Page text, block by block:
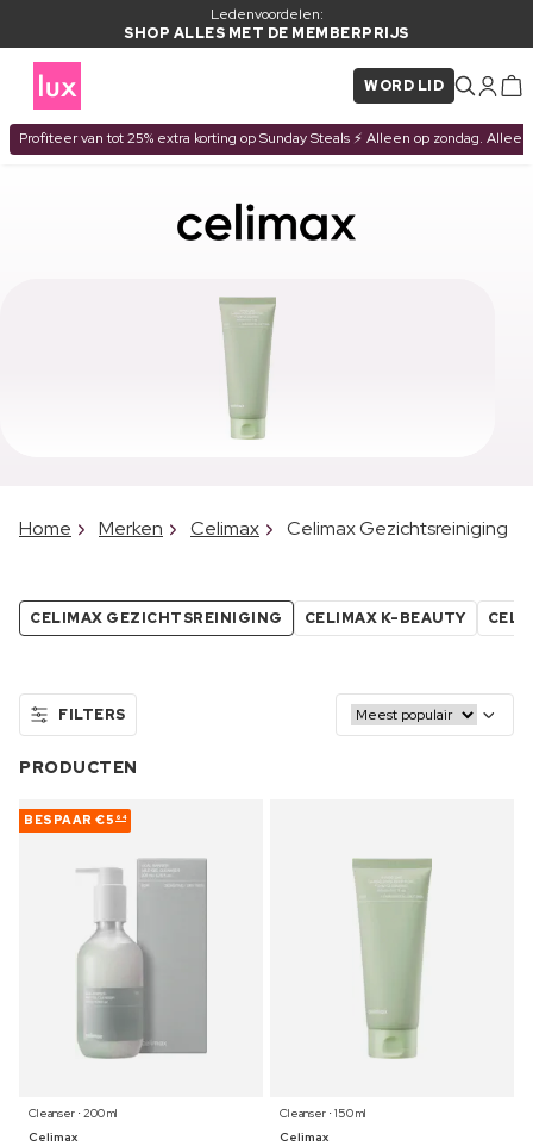
Ledenvoordelen:
SHOP ALLES MET DE MEMBERPRIJS
WORD LID
Profiteer van tot 25% extra korting op Sunday Steals ⚡ Alleen op zondag.
Home Merken Celimax Celimax Gezichtsreiniging
CELIMAX GEZICHTSREINIGING CELIMAX K-BEAUTY
FILTERS
PRODUCTEN
BESPAAR €5 64
Cleanser ⋅ 200 ml
Celimax
Cleanser ⋅ 150 ml
Celimax